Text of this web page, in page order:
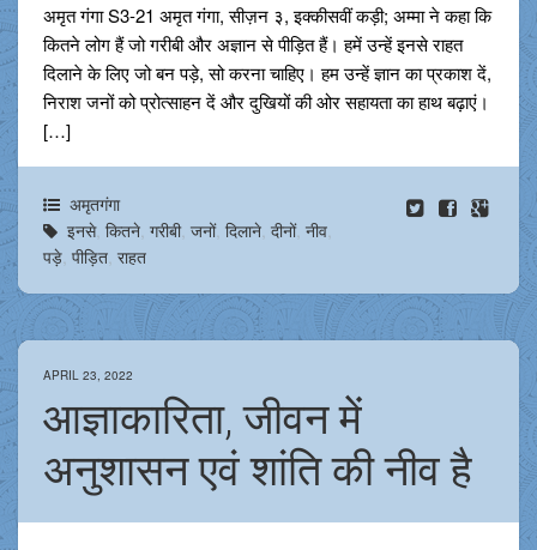
अमृत गंगा S3-21 अमृत गंगा, सीज़न ३, इक्कीसवीं कड़ी; अम्मा ने कहा कि
कितने लोग हैं जो गरीबी और अज्ञान से पीड़ित हैं। हमें उन्हें इनसे राहत
दिलाने के लिए जो बन पड़े, सो करना चाहिए। हम उन्हें ज्ञान का प्रकाश दें,
निराश जनों को प्रोत्साहन दें और दुखियों की ओर सहायता का हाथ बढ़ाएं।
[…]
अमृतगंगा
इनसे, कितने, गरीबी, जनों, दिलाने, दीनों, नीव,
पड़े, पीड़ित, राहत
APRIL 23, 2022
आज्ञाकारिता, जीवन में
अनुशासन एवं शांति की नीव है